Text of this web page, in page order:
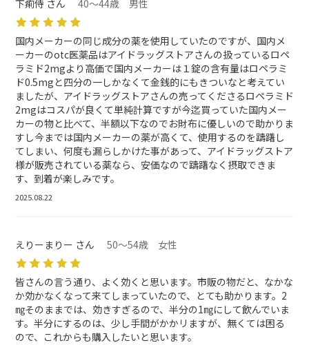
下痢侍 さん 40～44歳 男性
国内メーカーの同じ成分の薬を使用していたのですが、国内メ
ーカーのotc医薬品はアイドラッグストアさんの扱っているロペ
ラミド2mgより高価で国内メーカーは１錠の含有量はロペラミ
ド0.5mgと四分の一しかなくて金銭的にもきついなと考えてい
ましたが、アイドラッグストアさんの売ってくださるロペラミド
2mgはコスパが良くて単純計算ですが今迄買っていた国内メー
カーの物と比べて、半額以下なのでお財布に優しいので助かりま
すし今までは国内メーカーの薬が高くて、使用するのを躊躇し
てしまい、何度も漏らしかけた事があって、アイドラッグストア
様が販売されている薬なら、安価なので躊躇なく摂取できま
す、到着が楽しみです。
2025.08.22
えりーまりー さん 50～54歳 女性
皆さんの言う通り、よく効くと思います。市販の物だと、なかな
か効かなくなって来てしまっていたので、とても助かります。2
㎎そのままでは、効きすぎるので、半分の1㎎にして飲んでいま
す。半分にするのは、少し手間がかかリますが、無くては困る
ので、これからも購入したいと思います。